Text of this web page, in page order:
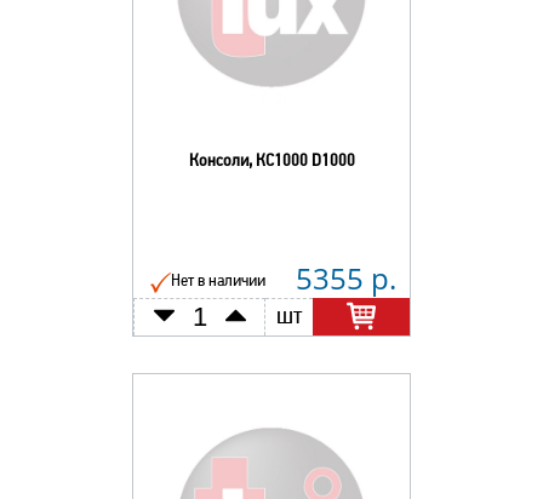
Консоли, КС1000 D1000
Нет в наличии 5355 р.
шт